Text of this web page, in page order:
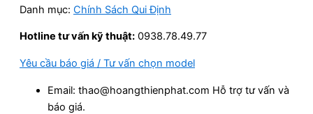
Danh mục: Chính Sách Qui Định
Hotline tư vấn kỹ thuật: 0938.78.49.77
Yêu cầu báo giá / Tư vấn chọn model
Email: thao@hoangthienphat.com Hỗ trợ tư vấn và
báo giá.